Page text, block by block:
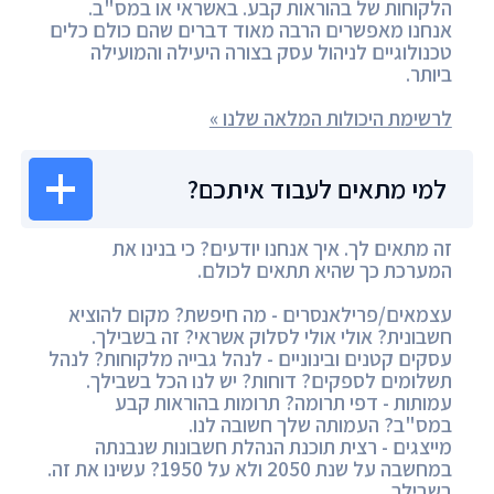
הלקוחות של בהוראות קבע. באשראי או במס"ב.
אנחנו מאפשרים הרבה מאוד דברים שהם כולם כלים
טכנולוגיים לניהול עסק בצורה היעילה והמועילה
ביותר.
לרשימת היכולות המלאה שלנו »
למי מתאים לעבוד איתכם?
זה מתאים לך. איך אנחנו יודעים? כי בנינו את
המערכת כך שהיא תתאים לכולם.
עצמאים/פרילאנסרים - מה חיפשת? מקום להוציא
חשבונית? אולי אולי לסלוק אשראי? זה בשבילך.
עסקים קטנים ובינוניים - לנהל גבייה מלקוחות? לנהל
תשלומים לספקים? דוחות? יש לנו הכל בשבילך.
עמותות - דפי תרומה? תרומות בהוראות קבע
במס"ב? העמותה שלך חשובה לנו.
מייצגים - רצית תוכנת הנהלת חשבונות שנבנתה
במחשבה על שנת 2050 ולא על 1950? עשינו את זה.